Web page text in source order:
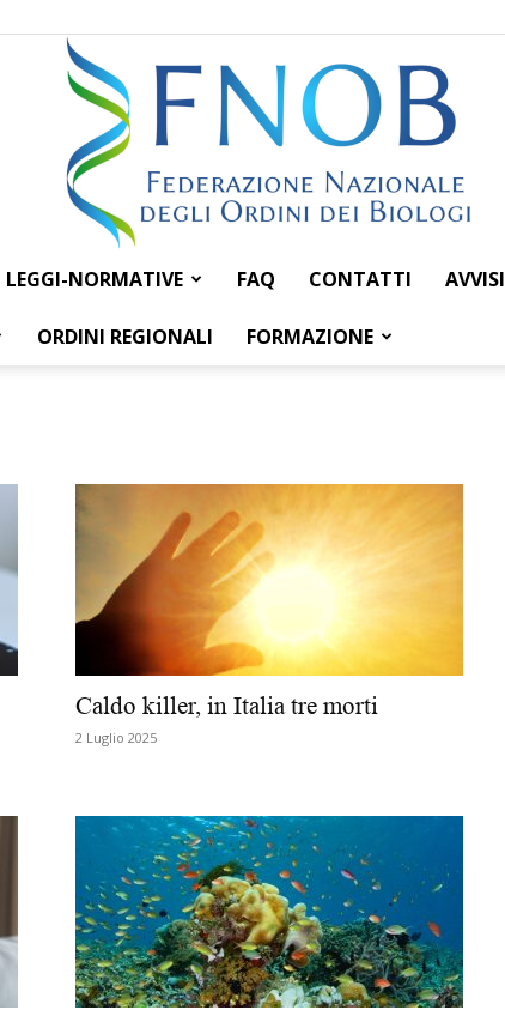
Federazione
Nazionale
degli
dei
LEGGI-NORMATIVE FAQ CONTATTI AVVISI
ORDINI REGIONALI FORMAZIONE
Caldo killer, in Italia tre morti
2 Luglio 2025